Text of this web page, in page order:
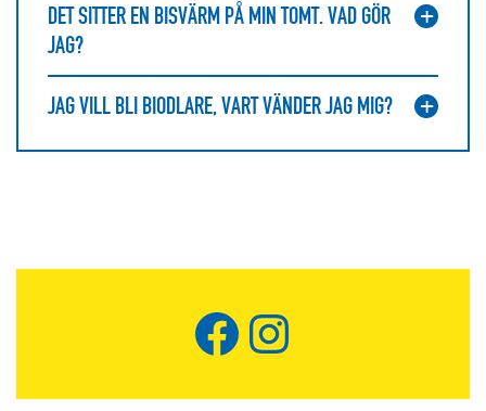
DET SITTER EN BISVÄRM PÅ MIN TOMT. VAD GÖR
JAG?
JAG VILL BLI BIODLARE, VART VÄNDER JAG MIG?
Facebook
Instagram